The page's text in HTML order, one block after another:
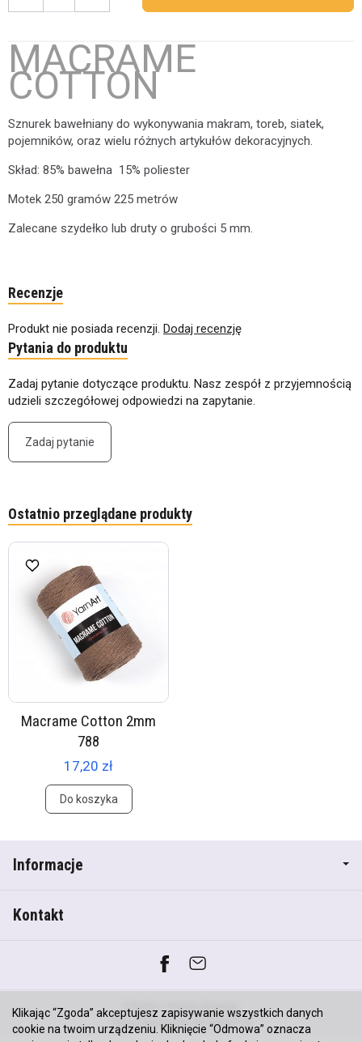
MACRAME
COTTON
Sznurek bawełniany do wykonywania makram, toreb, siatek,
pojemników, oraz wielu różnych artykułów dekoracyjnych.
Skład: 85% bawełna 15% poliester
Motek 250 gramów 225 metrów
Zalecane szydełko lub druty o grubości 5 mm.
Recenzje
Produkt nie posiada recenzji. Dodaj recenzję
Pytania do produktu
Zadaj pytanie dotyczące produktu. Nasz zespół z przyjemnością
udzieli szczegółowej odpowiedzi na zapytanie.
Zadaj pytanie
Ostatnio przeglądane produkty
Macrame Cotton 2mm
788
17,20 zł
Do koszyka
Informacje
Kontakt
*) brutto +
koszty dostawy
Sklep internetowy SOTESHOP AI
Klikając “Zgoda” akceptujesz zapisywanie wszystkich danych
cookie na twoim urządzeniu. Kliknięcie “Odmowa” oznacza